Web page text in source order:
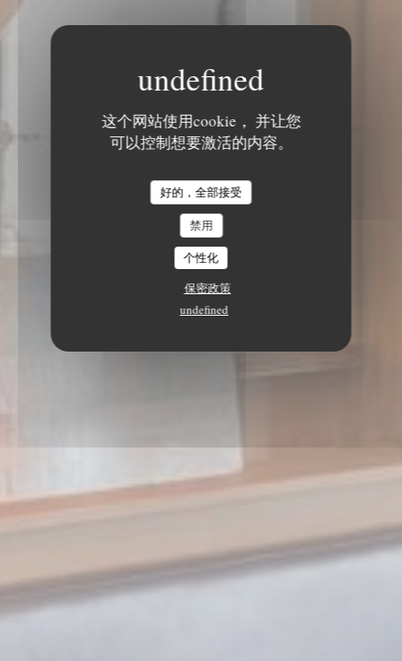
这个网站使用cookie， 并让您
可以控制想要激活的内容。
好的，全部接受
禁用
个性化
保密政策
undefined